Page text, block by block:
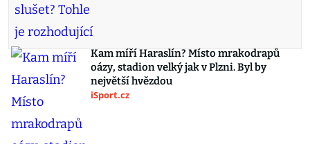
Kam míří Haraslín? Místo mrakodrapů
oázy, stadion velký jak v Plzni. Byl by
největší hvězdou
iSport.cz